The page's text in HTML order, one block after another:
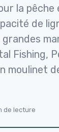
la pêche
de
Fishing,
moulinet
de lecture